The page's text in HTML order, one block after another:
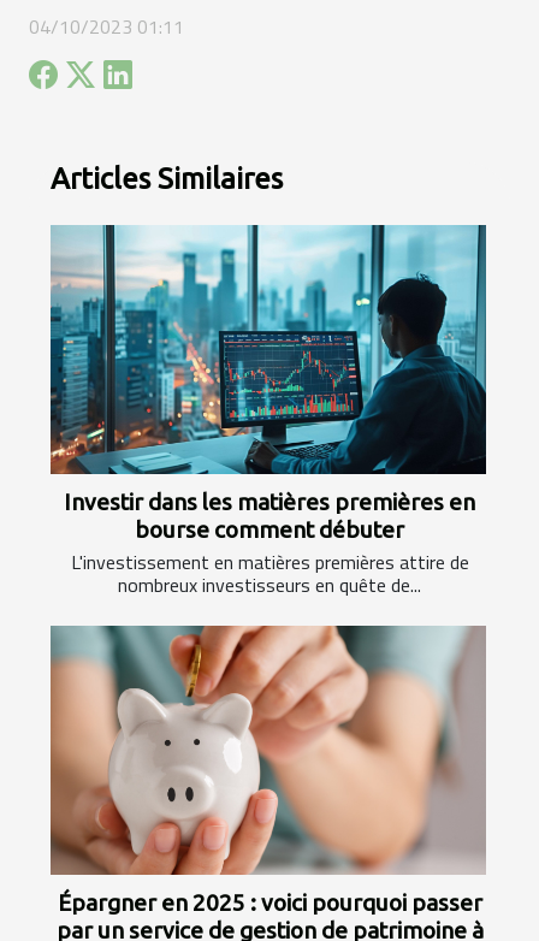
04/10/2023 01:11
Articles Similaires
Investir dans les matières premières en
bourse comment débuter
L'investissement en matières premières attire de
nombreux investisseurs en quête de...
Épargner en 2025 : voici pourquoi passer
par un service de gestion de patrimoine à